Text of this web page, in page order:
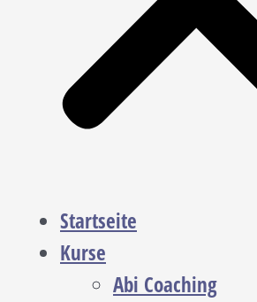
Startseite
Kurse
Abi Coaching